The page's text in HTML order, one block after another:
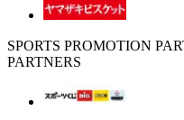
SPORTS PROMOTION
PARTNERS